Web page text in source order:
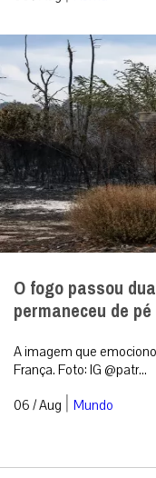
O fogo passou
permaneceu de pé
A imagem que
França. Foto: IG @patr...
06 / Aug | Mundo